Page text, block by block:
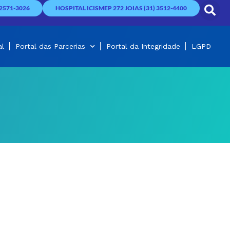
3026 HOSPITAL ICISMEP 272 JOIAS (31) 3512-4400
Portal das Parcerias Portal da Integridade LGPD